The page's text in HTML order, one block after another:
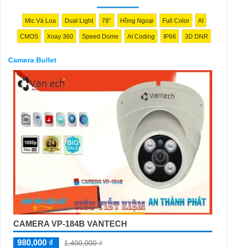
Mic Và Loa Dual Light 78° Hồng Ngoại Full Color AI
CMOS Xoay 360 Speed Dome AI Coding IP66 3D DNR
Camera Bullet
CAMERA VP-184B VANTECH
980,000 ₫
1,400,000 ₫